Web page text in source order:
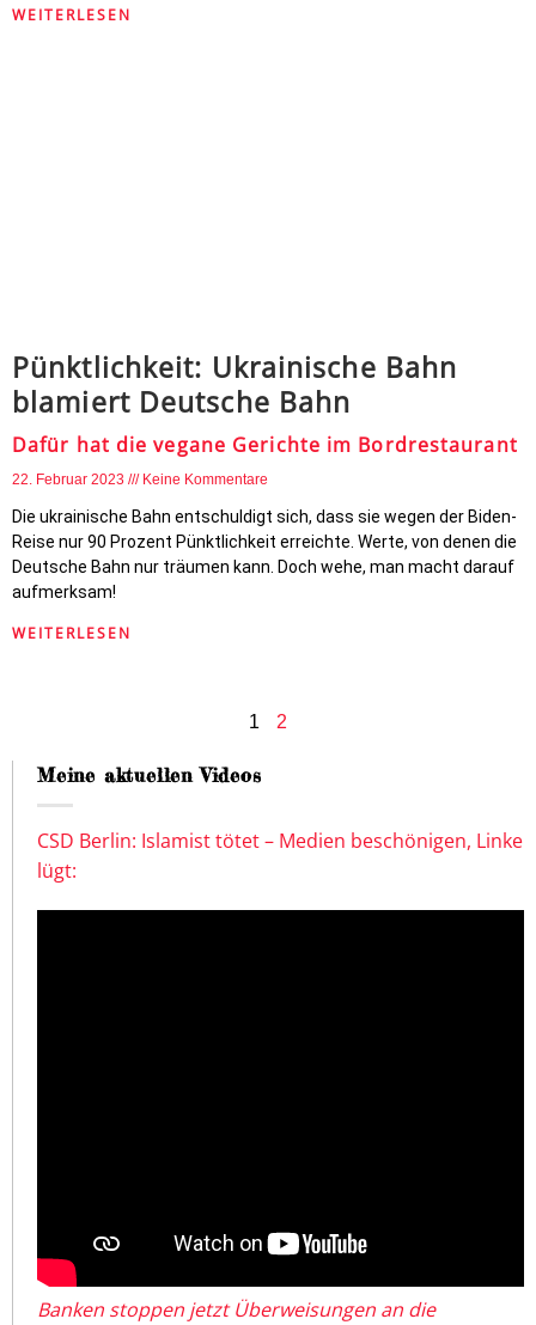
WEITERLESEN
Pünktlichkeit: Ukrainische Bahn
blamiert Deutsche Bahn
Dafür hat die vegane Gerichte im Bordrestaurant
22. Februar 2023 Keine Kommentare
Die ukrainische Bahn entschuldigt sich, dass sie wegen der Biden-
Reise nur 90 Prozent Pünktlichkeit erreichte. Werte, von denen die
Deutsche Bahn nur träumen kann. Doch wehe, man macht darauf
aufmerksam!
WEITERLESEN
1 2
Meine aktuellen Videos
CSD Berlin: Islamist tötet – Medien beschönigen, Linke
lügt:
Banken stoppen jetzt Überweisungen an die